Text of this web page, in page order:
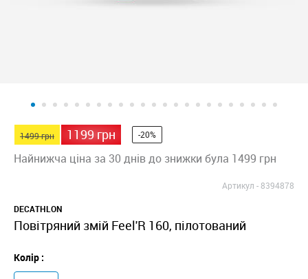
1499 грн 1199 грн -20%
Найнижча ціна за 30 днів до знижки була 1499 грн
Артикул -8394878
DECATHLON
Повітряний змій Feel'R 160, пілотований
Колір :